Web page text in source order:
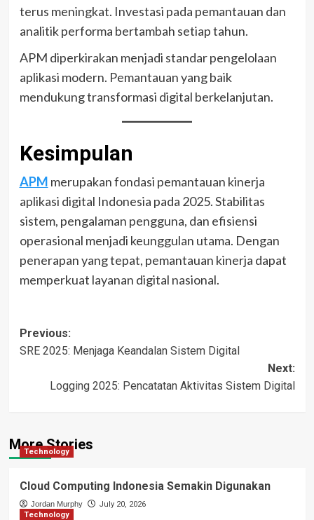
terus meningkat. Investasi pada pemantauan dan
analitik performa bertambah setiap tahun.
APM diperkirakan menjadi standar pengelolaan
aplikasi modern. Pemantauan yang baik
mendukung transformasi digital berkelanjutan.
Kesimpulan
APM merupakan fondasi pemantauan kinerja
aplikasi digital Indonesia pada 2025. Stabilitas
sistem, pengalaman pengguna, dan efisiensi
operasional menjadi keunggulan utama. Dengan
penerapan yang tepat, pemantauan kinerja dapat
memperkuat layanan digital nasional.
Post
navigation
Previous:
SRE 2025: Menjaga Keandalan Sistem Digital
Next:
Logging 2025: Pencatatan Aktivitas Sistem Digital
More Stories
Technology
Cloud Computing Indonesia Semakin Digunakan
Jordan Murphy
July 20, 2026
Technology